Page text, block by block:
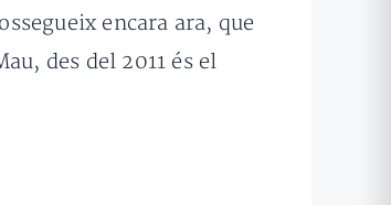
encara ara, que
des del 2011 és el